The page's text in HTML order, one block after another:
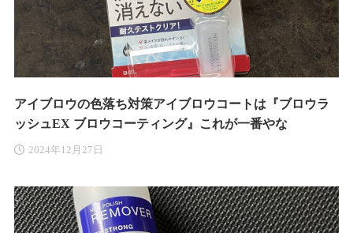
アイブロウの色落ち対策アイブロウコートは『ブロウラ
ッシュEX ブロウコーティング』これが一番やな
2024年12月27日